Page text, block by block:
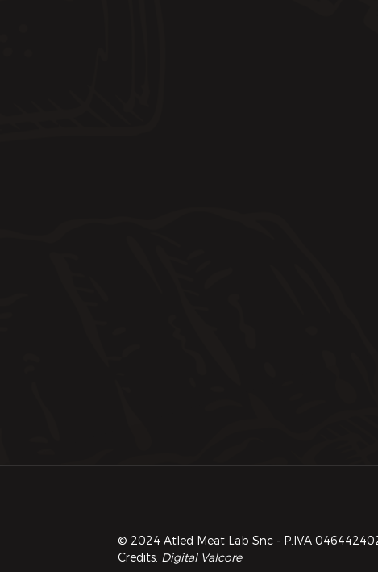
© 2024 Atled Meat Lab Snc - P.IVA
Credits: Digital Valcore